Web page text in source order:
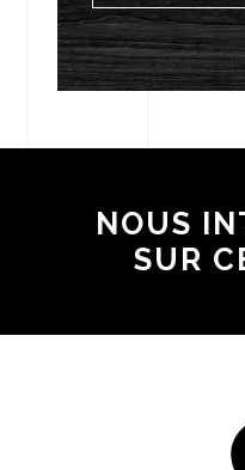
NOUS
SUR